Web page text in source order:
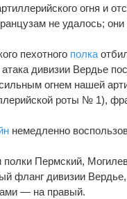
огня и
не удалось;
пехотного полка
дивизии Вердье
огнем нашей
роты № 1),
немедленно
Пермский,
фланг дивизии Вердье,
— на правый.